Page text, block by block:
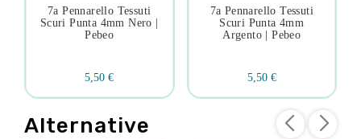
7a Pennarello Tessuti
Scuri Punta 4mm Nero |
Pebeo
5,50 €
7a Pennarello Tessuti
Scuri Punta 4mm
Argento | Pebeo
5,50 €
Alternative